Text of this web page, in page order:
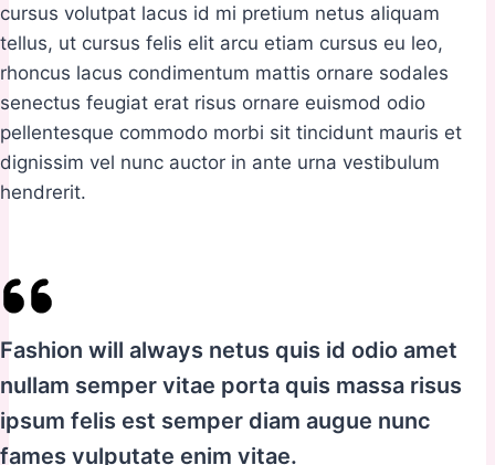
cursus volutpat lacus id mi pretium netus aliquam
tellus, ut cursus felis elit arcu etiam cursus eu leo,
rhoncus lacus condimentum mattis ornare sodales
senectus feugiat erat risus ornare euismod odio
pellentesque commodo morbi sit tincidunt mauris et
dignissim vel nunc auctor in ante urna vestibulum
hendrerit.
Fashion will always netus quis id odio amet
nullam semper vitae porta quis massa risus
ipsum felis est semper diam augue nunc
fames vulputate enim vitae.​